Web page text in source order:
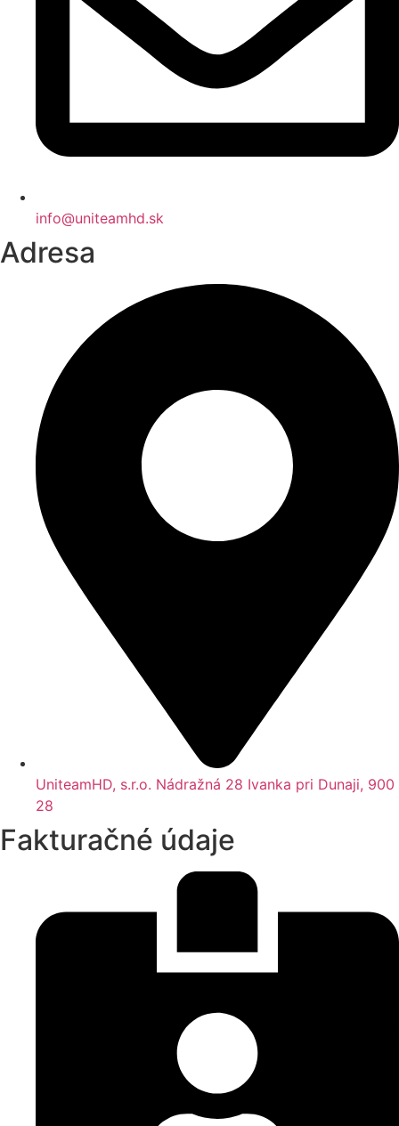
info@uniteamhd.sk
Adresa
UniteamHD, s.r.o. Nádražná 28 Ivanka pri Dunaji, 900
28
Fakturačné údaje